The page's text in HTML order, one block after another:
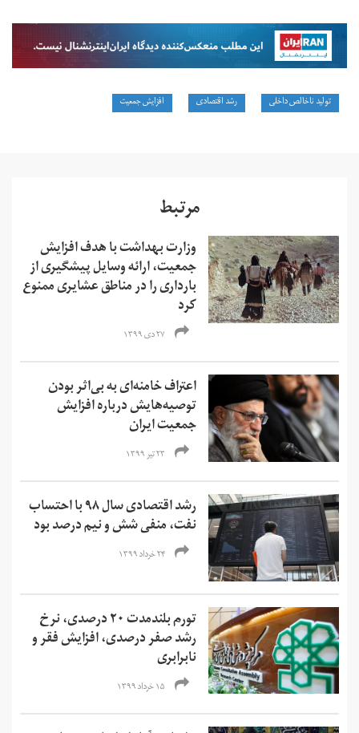
تولید ناخالص داخلی رشد اقتصادی افزایش جمعیت
مرتبط
وزارت بهداشت با هدف افزایش
جمعیت، ارائه وسایل پیشگیری از
بارداری را در مناطق عشایری ممنوع
کرد
۲۷ دی ۱۳۹۹
اعتراف خامنه‌ای به بی‌اثر بودن
توصیه‌هایش درباره‌ افزایش
جمعیت ایران
۲۳ تیر ۱۳۹۹
رشد اقتصادی سال ۹۸ با احتساب
نفت، منفی شش و نیم درصد بود
۲۴ خرداد ۱۳۹۹
تورم بلند‌مدت ۲۰ درصدی، نرخ
رشد صفر درصدی، افزایش فقر و
نابرابری
۱۵ خرداد ۱۳۹۹